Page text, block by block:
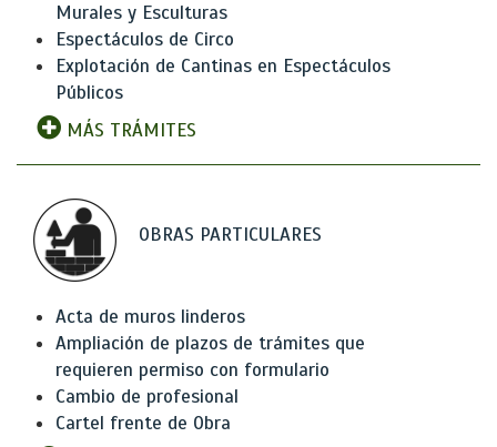
Murales y Esculturas
Espectáculos de Circo
Explotación de Cantinas en Espectáculos
Públicos
MÁS TRÁMITES
OBRAS PARTICULARES
Acta de muros linderos
Ampliación de plazos de trámites que
requieren permiso con formulario
Cambio de profesional
Cartel frente de Obra